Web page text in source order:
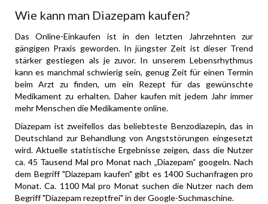
Wie kann man Diazepam kaufen?
Das Online-Einkaufen ist in den letzten Jahrzehnten zur
gängigen Praxis geworden. In jüngster Zeit ist dieser Trend
stärker gestiegen als je zuvor. In unserem Lebensrhythmus
kann es manchmal schwierig sein, genug Zeit für einen Termin
beim Arzt zu finden, um ein Rezept für das gewünschte
Medikament zu erhalten. Daher kaufen mit jedem Jahr immer
mehr Menschen die Medikamente online.
Diazepam ist zweifellos das beliebteste Benzodiazepin, das in
Deutschland zur Behandlung von Angststörungen eingesetzt
wird. Aktuelle statistische Ergebnisse zeigen, dass die Nutzer
ca. 45 Tausend Mal pro Monat nach „Diazepam“ googeln. Nach
dem Begriff "Diazepam kaufen" gibt es 1400 Suchanfragen pro
Monat. Ca. 1100 Mal pro Monat suchen die Nutzer nach dem
Begriff "Diazepam rezeptfrei" in der Google-Suchmaschine.